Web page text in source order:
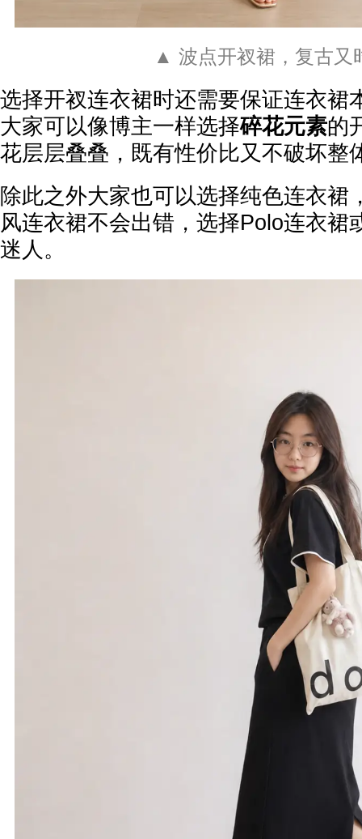
▲ 波点开衩裙，复古又
选择开衩连衣裙时还需要保证连衣裙
大家可以像博主一样选择碎花元素的
花层层叠叠，既有性价比又不破坏整
除此之外大家也可以选择纯色连衣裙
风连衣裙不会出错，选择Polo连衣裙
迷人。